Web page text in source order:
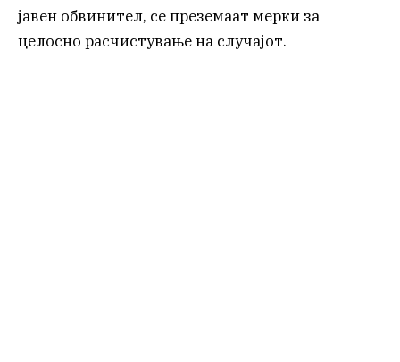
јавен обвинител, се преземаат мерки за
целосно расчистување на случајот.